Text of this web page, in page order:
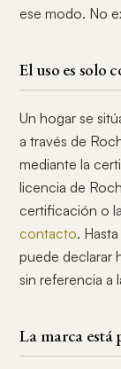
ese modo. No
El uso es solo
Un hogar se
a través de
mediante la
licencia de
certificación o
contacto.
puede declarar
sin referencia a
La marca está